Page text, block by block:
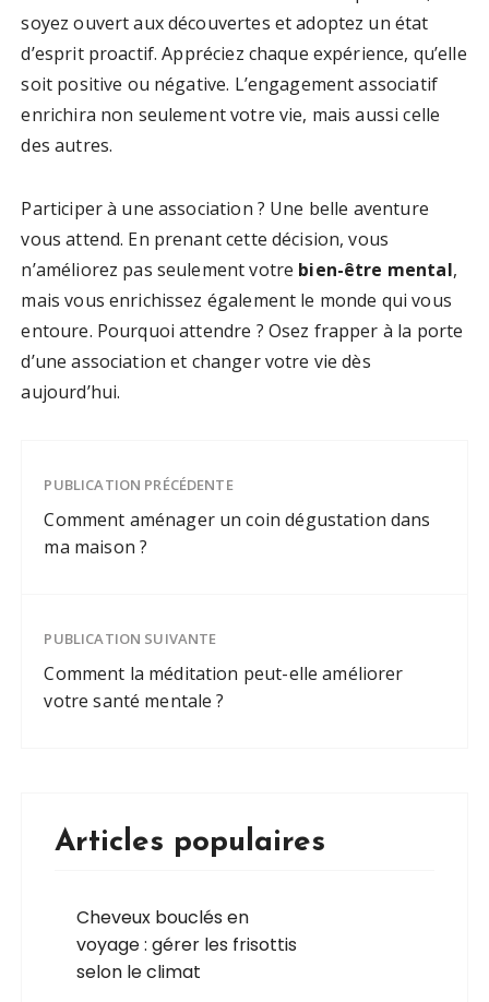
soyez ouvert aux découvertes et adoptez un état
d’esprit proactif. Appréciez chaque expérience, qu’elle
soit positive ou négative. L’engagement associatif
enrichira non seulement votre vie, mais aussi celle
des autres.
Participer à une association ? Une belle aventure
vous attend. En prenant cette décision, vous
n’améliorez pas seulement votre bien-être mental,
mais vous enrichissez également le monde qui vous
entoure. Pourquoi attendre ? Osez frapper à la porte
d’une association et changer votre vie dès
aujourd’hui.
PUBLICATION PRÉCÉDENTE
Comment aménager un coin dégustation dans
ma maison ?
PUBLICATION SUIVANTE
Comment la méditation peut-elle améliorer
votre santé mentale ?
Articles populaires
Cheveux bouclés en
voyage : gérer les frisottis
selon le climat